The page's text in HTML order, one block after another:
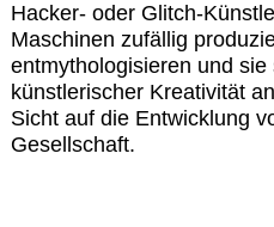
Hacker- oder Glitch-
Maschinen zufällig
entmythologisieren und
künstlerischer Kreativität
Sicht auf die Entwicklung
Gesellschaft.